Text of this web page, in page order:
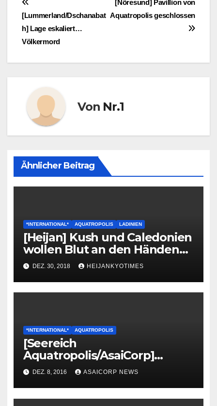
Beitragsnavigation
[Nöresund] Pavillion von
Aquatropolis geschlossen
[Lummerland/Dschanabat
h] Lage eskaliert…
Völkermord
Von Nr.1
Ähnlicher Beitrag
*INTERNATIONAL* AQUATROPOLIS LADINIEN
[Heijan] Kush und Caledonien
wollen Blut an den Händen
haben – ein Kommentar
DEZ. 30, 2018 HEIJANKYOTIMES
*INTERNATIONAL* AQUATROPOLIS
[Seereich
Aquatropolis/AsaiCorp]
Neutralitäts Verkündung
DEZ. 8, 2016 ASAICORP NEWS